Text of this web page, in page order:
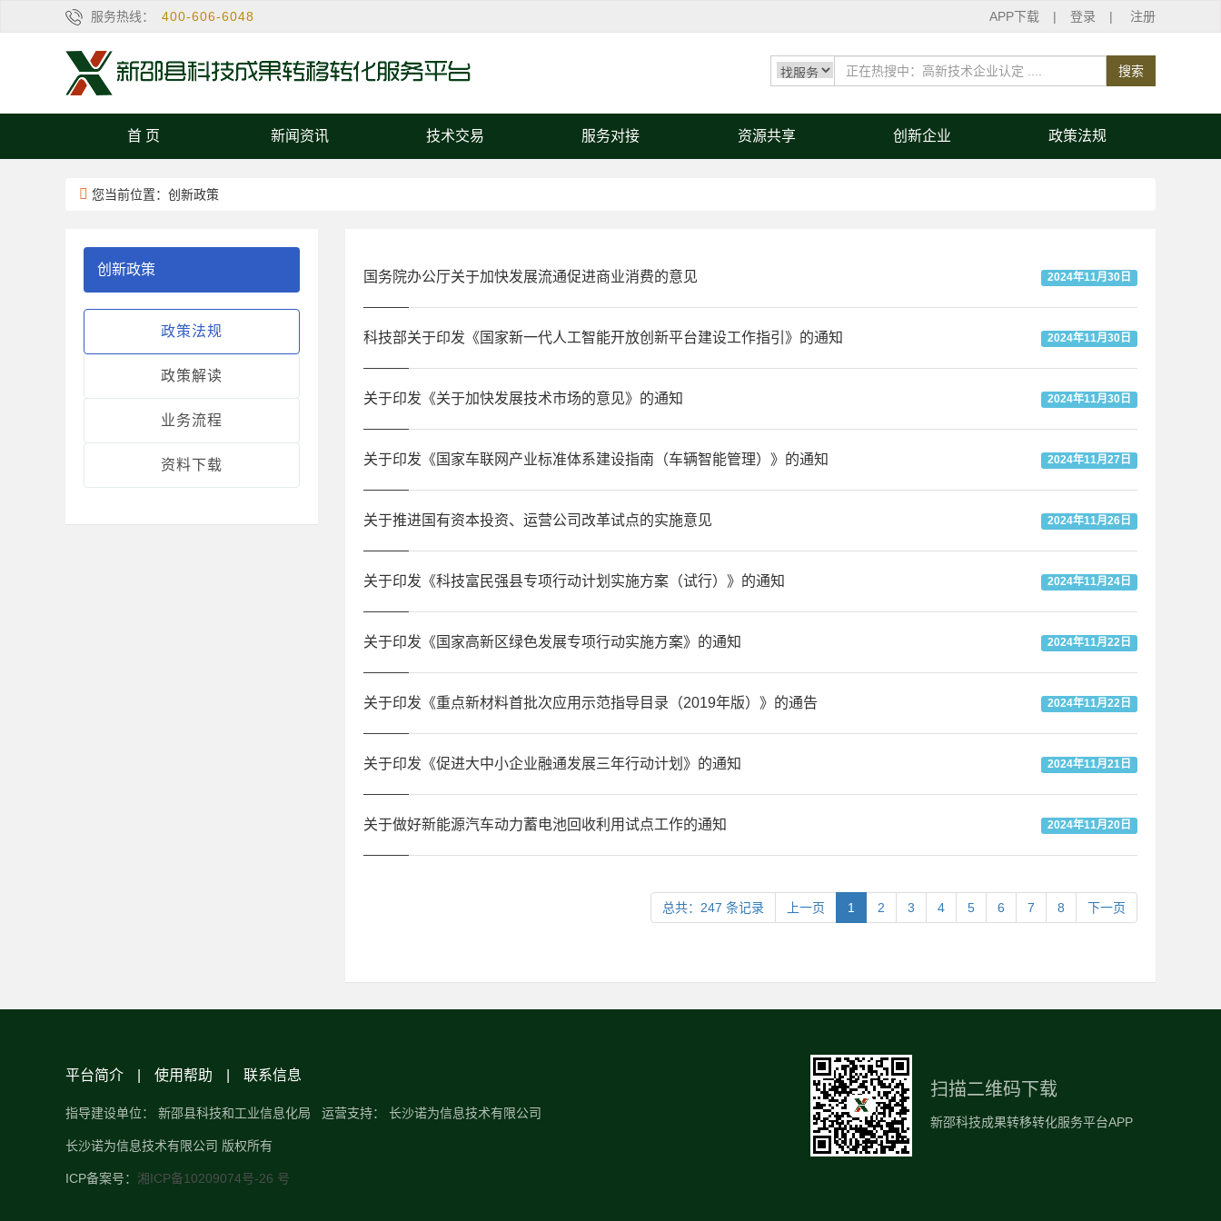
服务热线： 400-606-6048 APP下载 | 登录 | 注册
搜索
首 页 新闻资讯 技术交易 服务对接 资源共享 创新企业 政策法规
您当前位置：创新政策
创新政策
政策法规
政策解读
业务流程
资料下载
国务院办公厅关于加快发展流通促进商业消费的意见 2024年11月30日
科技部关于印发《国家新一代人工智能开放创新平台建设工作指引》的通知 2024年11月30日
关于印发《关于加快发展技术市场的意见》的通知 2024年11月30日
关于印发《国家车联网产业标准体系建设指南（车辆智能管理）》的通知 2024年11月27日
关于推进国有资本投资、运营公司改革试点的实施意见 2024年11月26日
关于印发《科技富民强县专项行动计划实施方案（试行）》的通知 2024年11月24日
关于印发《国家高新区绿色发展专项行动实施方案》的通知 2024年11月22日
关于印发《重点新材料首批次应用示范指导目录（2019年版）》的通告 2024年11月22日
关于印发《促进大中小企业融通发展三年行动计划》的通知 2024年11月21日
关于做好新能源汽车动力蓄电池回收利用试点工作的通知 2024年11月20日
总共：247 条记录 上一页 1 2 3 4 5 6 7 8 下一页
平台简介 使用帮助 联系信息
指导建设单位： 新邵县科技和工业信息化局 运营支持： 长沙诺为信息技术有限公司
长沙诺为信息技术有限公司 版权所有
ICP备案号： 湘ICP备10209074号-26 号
扫描二维码下载
新邵科技成果转移转化服务平台APP